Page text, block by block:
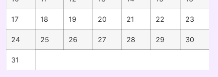
17 18 19 20 21 22 23
24 25 26 27 28 29 30
31